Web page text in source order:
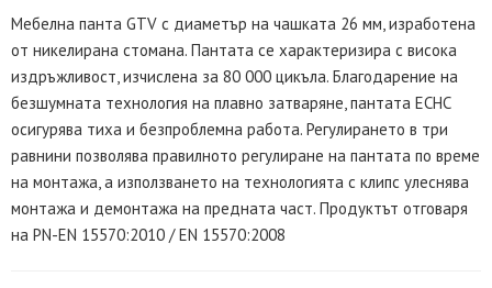
Мебелна панта GTV с диаметър на чашката 26 мм, изработена
от никелирана стомана. Пантата се характеризира с висока
издръжливост, изчислена за 80 000 цикъла. Благодарение на
безшумната технология на плавно затваряне, пантата ECHC
осигурява тиха и безпроблемна работа. Регулирането в три
равнини позволява правилното регулиране на пантата по време
на монтажа, а използването на технологията с клипс улеснява
монтажа и демонтажа на предната част. Продуктът отговаря
на PN-EN 15570:2010 / EN 15570:2008